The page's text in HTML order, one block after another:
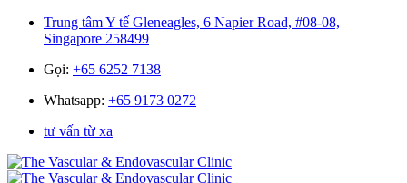
Trung tâm Y tế Gleneagles, 6 Napier Road, #08-08,
Singapore 258499
Gọi: +65 6252 7138
Whatsapp: +65 9173 0272
tư vấn từ xa